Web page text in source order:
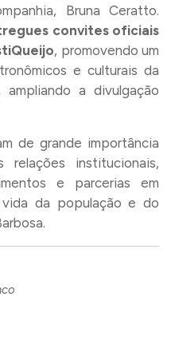
Bruna Ceratto.
convites oficiais
, promovendo um
e culturais da
a divulgação
de grande importância
institucionais,
e parcerias em
da população e do